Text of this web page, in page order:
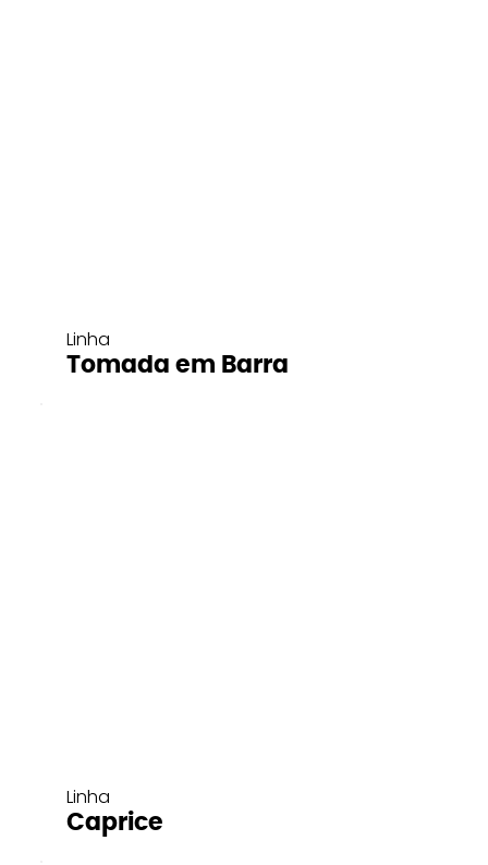
Linha
Tomada em Barra
Linha
Caprice